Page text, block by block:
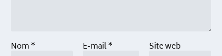
Nom* E-mail* Site web